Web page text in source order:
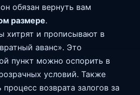
обязан вернуть вам
размере.
хитрят и прописывают в
аванс». Это
пункт можно оспорить в
условий. Также
возврата залогов за